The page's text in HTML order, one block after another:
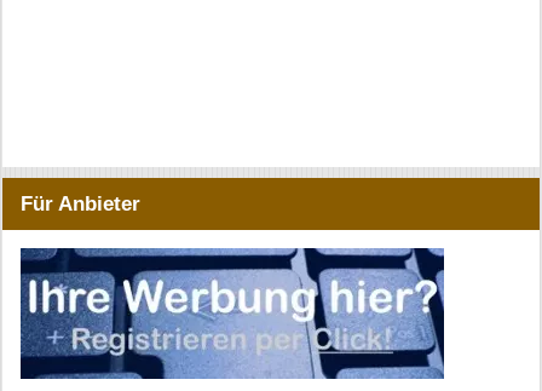
Für Anbieter